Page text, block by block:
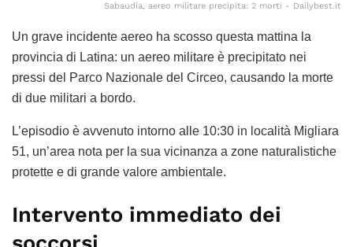
Sabaudia, aereo militare precipita: 2 morti - Dailybest.it
Un grave incidente aereo ha scosso questa mattina la
provincia di Latina: un aereo militare è precipitato nei
pressi del Parco Nazionale del Circeo, causando la morte
di due militari a bordo.
L’episodio è avvenuto intorno alle 10:30 in località Migliara
51, un’area nota per la sua vicinanza a zone naturalistiche
protette e di grande valore ambientale.
Intervento immediato dei